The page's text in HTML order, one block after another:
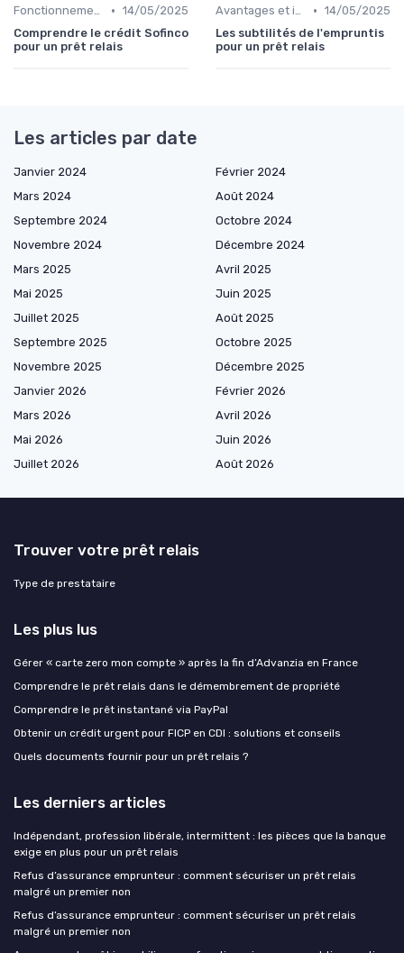
Fonctionnement du prêt relais • 14/05/2025
Comprendre le crédit Sofinco
pour un prêt relais
Avantages et inconvénients • 14/05/2025
Les subtilités de l'empruntis
pour un prêt relais
Les articles par date
Janvier 2024
Février 2024
Mars 2024
Août 2024
Septembre 2024
Octobre 2024
Novembre 2024
Décembre 2024
Mars 2025
Avril 2025
Mai 2025
Juin 2025
Juillet 2025
Août 2025
Septembre 2025
Octobre 2025
Novembre 2025
Décembre 2025
Janvier 2026
Février 2026
Mars 2026
Avril 2026
Mai 2026
Juin 2026
Juillet 2026
Août 2026
Trouver votre prêt relais
Type de prestataire
Les plus lus
Gérer « carte zero mon compte » après la fin d’Advanzia en France
Comprendre le prêt relais dans le démembrement de propriété
Comprendre le prêt instantané via PayPal
Obtenir un crédit urgent pour FICP en CDI : solutions et conseils
Quels documents fournir pour un prêt relais ?
Les derniers articles
Indépendant, profession libérale, intermittent : les pièces que la banque
exige en plus pour un prêt relais
Refus d’assurance emprunteur : comment sécuriser un prêt relais
malgré un premier non
Refus d’assurance emprunteur : comment sécuriser un prêt relais
malgré un premier non